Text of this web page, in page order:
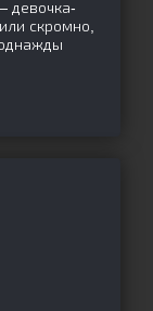
девочка-
скромно,